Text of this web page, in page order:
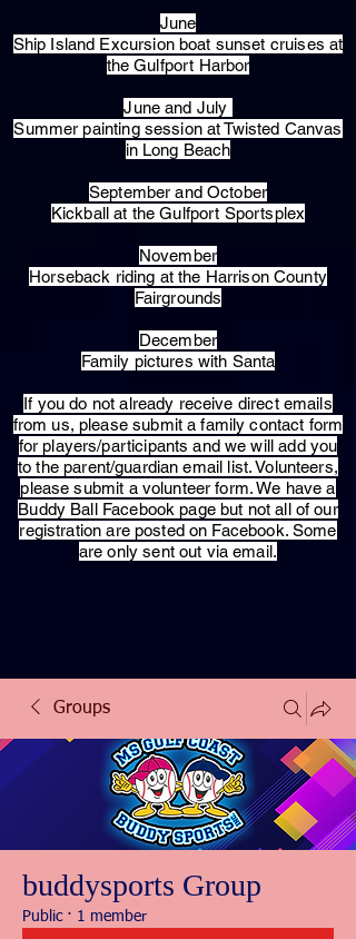
June
Ship Island Excursion boat sunset cruises at
the Gulfport Harbor
June and July
Summer painting session at Twisted Canvas
in Long Beach
September and October
Kickball at the Gulfport Sportsplex
November
Horseback riding at the Harrison County
Fairgrounds
December
Family pictures with Santa
​If you do not already receive direct emails
from us, please submit a family contact form
for players/participants and we will add you
to the parent/guardian email list. Volunteers,
please submit a volunteer form. We have a
Buddy Ball Facebook page but not all of our
registration are posted on Facebook. Some
are only sent out via email.
Groups
buddysports Group
Public · 1 member